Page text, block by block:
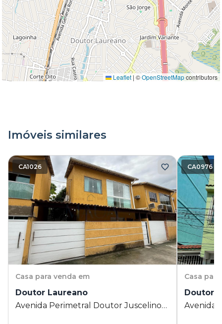
Leaflet | ©OpenStreetMapcontributors
Imóveis similares
CA1026
Casa para venda em
Doutor Laureano
Avenida Perimetral Doutor Juscelino
CA0976
Casa
Doutor
Avenida